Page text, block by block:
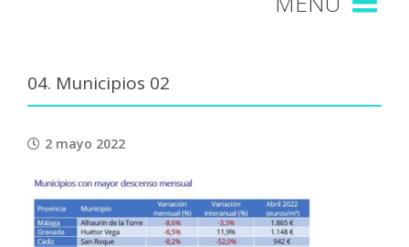
04. Municipios 02
2 mayo 2022